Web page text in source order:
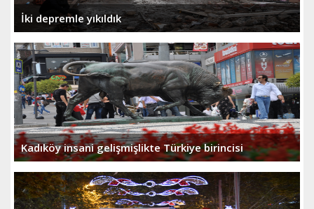
İki depremle yıkıldık
Kadıköy insani gelişmişlikte Türkiye birincisi